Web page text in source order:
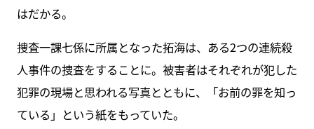
はだかる。
捜査一課七係に所属となった拓海は、ある2つの連続殺
人事件の捜査をすることに。被害者はそれぞれが犯した
犯罪の現場と思われる写真とともに、「お前の罪を知っ
ている」という紙をもっていた。